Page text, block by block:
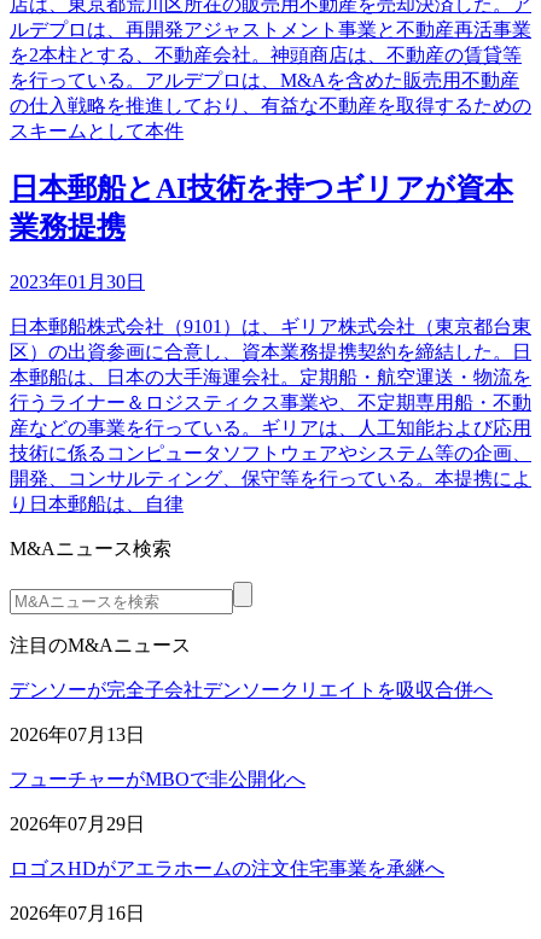
店は、東京都荒川区所在の販売用不動産を売却決済した。ア
ルデプロは、再開発アジャストメント事業と不動産再活事業
を2本柱とする、不動産会社。神頭商店は、不動産の賃貸等
を行っている。アルデプロは、M&Aを含めた販売用不動産
の仕入戦略を推進しており、有益な不動産を取得するための
スキームとして本件
日本郵船とAI技術を持つギリアが資本
業務提携
2023年01月30日
日本郵船株式会社（9101）は、ギリア株式会社（東京都台東
区）の出資参画に合意し、資本業務提携契約を締結した。日
本郵船は、日本の大手海運会社。定期船・航空運送・物流を
行うライナー＆ロジスティクス事業や、不定期専用船・不動
産などの事業を行っている。ギリアは、人工知能および応用
技術に係るコンピュータソフトウェアやシステム等の企画、
開発、コンサルティング、保守等を行っている。本提携によ
り日本郵船は、自律
M&Aニュース検索
注目のM&Aニュース
デンソーが完全子会社デンソークリエイトを吸収合併へ
2026年07月13日
フューチャーがMBOで非公開化へ
2026年07月29日
ロゴスHDがアエラホームの注文住宅事業を承継へ
2026年07月16日